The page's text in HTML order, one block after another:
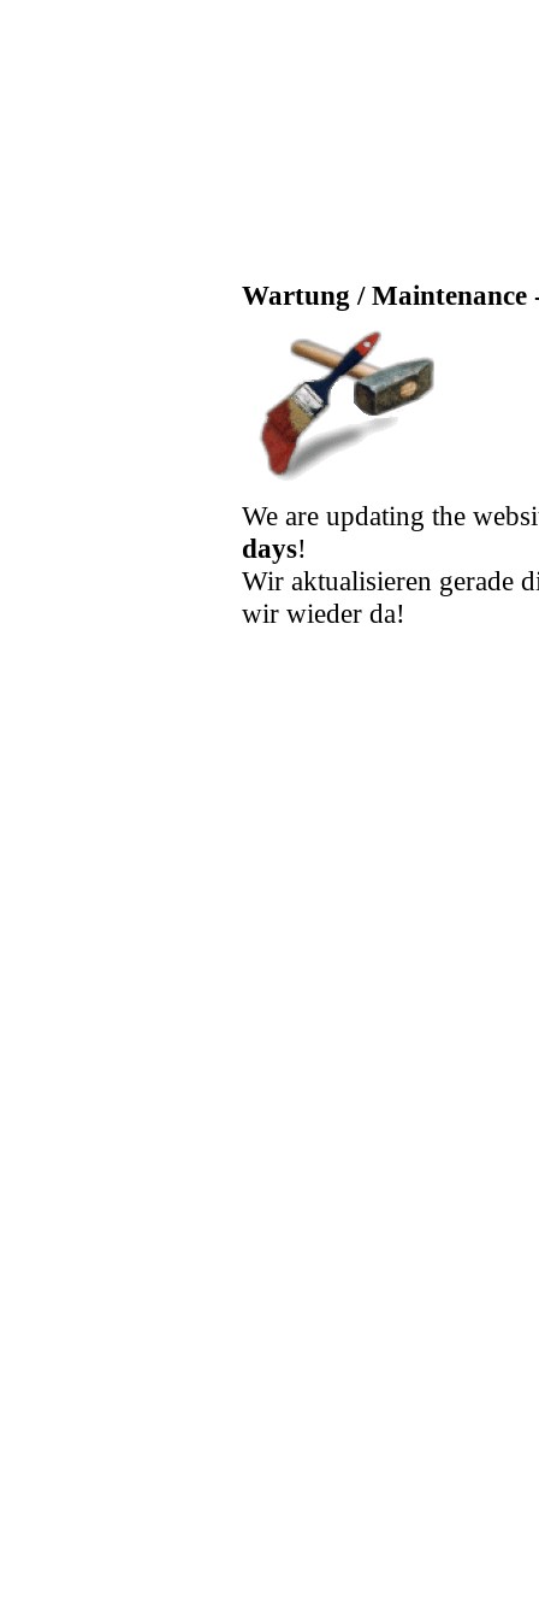
Wartung / Maintenance
We are updating the
days!
Wir aktualisieren gerade
wir wieder da!